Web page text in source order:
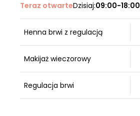
Teraz otwarteDzisiaj:09:00-18:00
Henna brwi z regulacją
Makijaż wieczorowy
Regulacja brwi